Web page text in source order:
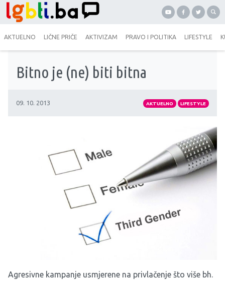
AKTUELNO LIČNE PRIČE AKTIVIZAM PRAVO I POLITIKA LIFESTYLE
Bitno je (ne) biti bitna
09. 10. 2013 AKTUELNO LIFESTYLE
Agresivne kampanje usmjerene na privlačenje što više bh.